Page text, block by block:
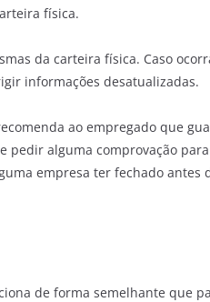
física.
da carteira física. Caso
informações desatualizadas.
ao empregado que
pedir alguma comprovação
empresa ter fechado antes
de forma semelhante que